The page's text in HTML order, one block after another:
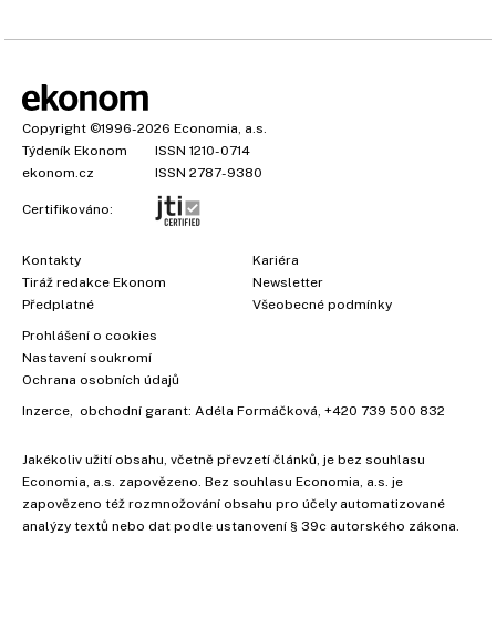
Copyright ©1996-2026 Economia, a.s.
Týdeník Ekonom
ISSN 1210-0714
ekonom.cz
ISSN 2787-9380
Certifikováno:
Kontakty
Tiráž redakce Ekonom
Předplatné
Kariéra
Newsletter
Všeobecné podmínky
Prohlášení o cookies
Nastavení soukromí
Ochrana osobních údajů
Inzerce , obchodní garant: Adéla Formáčková +420 739 500 832
Jakékoliv užití obsahu, včetně převzetí článků, je bez souhlasu
Economia, a.s. zapovězeno. Bez souhlasu Economia, a.s. je
zapovězeno též rozmnožování obsahu pro účely automatizované
analýzy textů nebo dat podle ustanovení § 39c autorského zákona.